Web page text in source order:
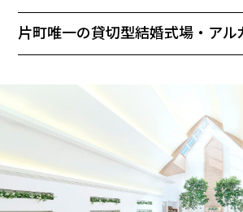
片町唯一の貸切型結婚式場・アル